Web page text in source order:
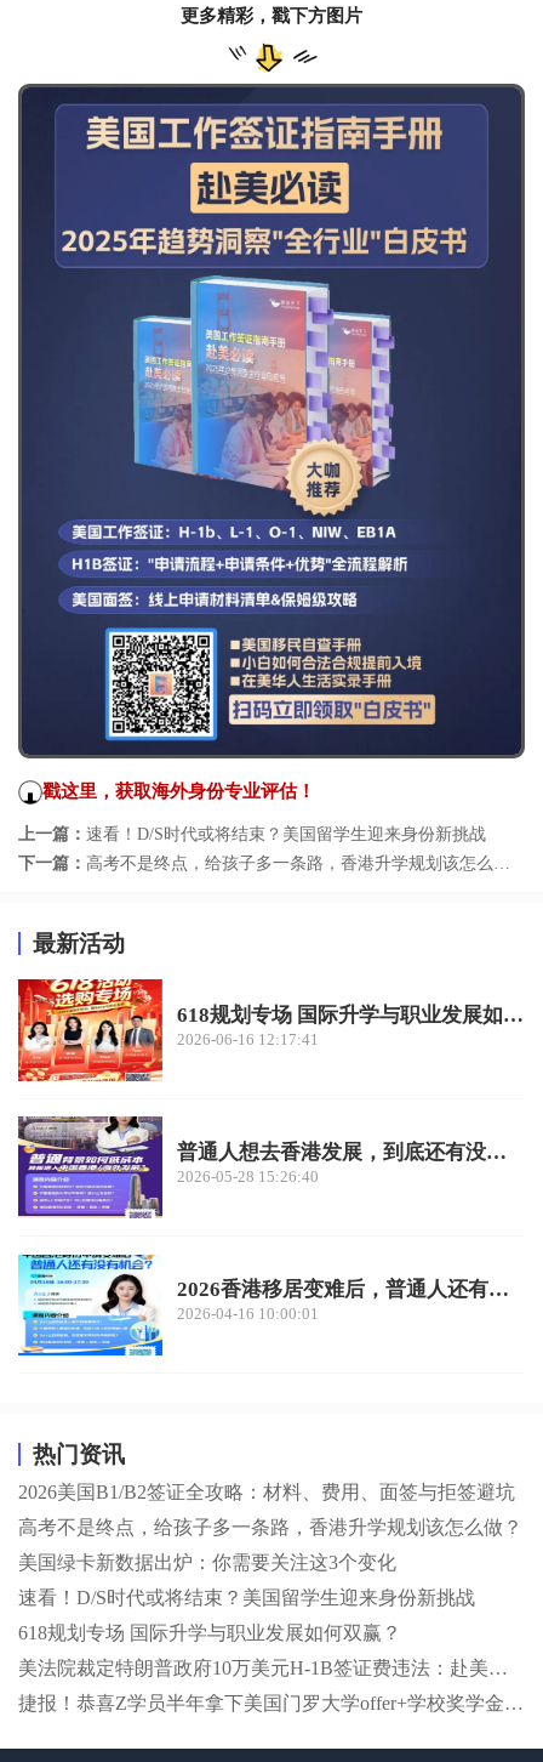
更多精彩，戳下方图片
戳这里，获取海外身份专业评估！
上一篇： 速看！D/S时代或将结束？美国留学生迎来身份新挑战
下一篇： 高考不是终点，给孩子多一条路，香港升学规划该怎么做？
最新活动
618规划专场 国际升学与职业发展如何双赢？
2026-06-16 12:17:41
普通人想去香港发展，到底还有没有机会？
2026-05-28 15:26:40
2026香港移居变难后，普通人还有机会吗？
2026-04-16 10:00:01
热门资讯
2026美国B1/B2签证全攻略：材料、费用、面签与拒签避坑
高考不是终点，给孩子多一条路，香港升学规划该怎么做？
美国绿卡新数据出炉：你需要关注这3个变化
速看！D/S时代或将结束？美国留学生迎来身份新挑战
618规划专场 国际升学与职业发展如何双赢？
美法院裁定特朗普政府10万美元H-1B签证费违法：赴美高技能人才通道迎来重要转折？
捷报！恭喜Z学员半年拿下美国门罗大学offer+学校奖学金，顺利通过F1签证！